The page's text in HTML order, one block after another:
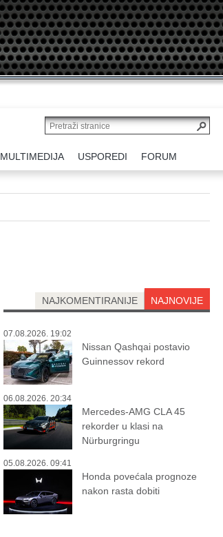
MULTIMEDIJA USPOREDI FORUM
NAJNOVIJE
NAJKOMENTIRANIJE
07.08.2026. 19:02
Nissan Qashqai postavio
Guinnessov rekord
06.08.2026. 20:34
Mercedes-AMG CLA 45
rekorder u klasi na
Nürburgringu
05.08.2026. 09:41
Honda povećala prognoze
nakon rasta dobiti